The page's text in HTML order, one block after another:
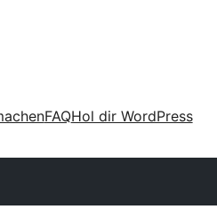
FAQHol dir WordPress